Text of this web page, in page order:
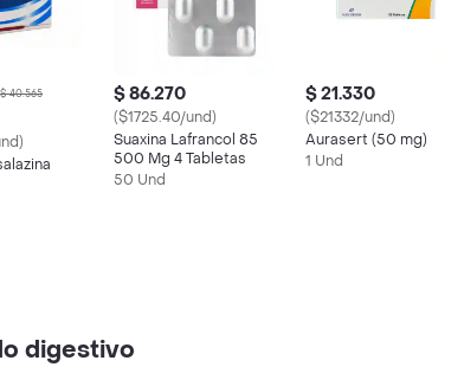
$ 40.565 $ 86.270
($1725.40/und)
Suaxina Lafrancol 85
500 Mg 4 Tabletas
50 Und
$ 21.330
($21332/und)
Aurasert (50 mg)
1 Und
digestivo